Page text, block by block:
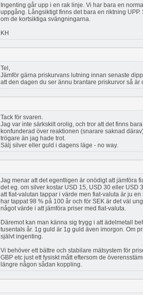
Ingenting går upp i en rak linje. Vi har bara en
uppgång. Långsiktigt finns det bara en riktning
om de kortsiktiga svängningarna.
KH
Tel,
Jämför gärna priskurvans lutning innan senaste
att den dagen du ser ännu brantare priskurvor så är
Tack för svaren.
Jag var inte särkskilt orolig, och tror att det finns
konfunderad över reaktionen (snarare saknad
trögare än jag hade trot.
Sälj silver eller guld i dagens läge - no way.
Jag menar att det egentligen är onödigt att jämföra
det eg. om silver kostar USD 15, USD 30 eller
att fiat-valutan tappar i värde men fiat-valuta är ju
har tappat 98 % på 100 år och för SEK är det väl
något värde i att jämföra priser med fiat-valuta.
Däremot kan man känna sig trygg i att ädelmetall
tusentals år. 1g guld är 1g guld även imorgon. Om
självt ingenting.
Vi behöver ett bättre och stabilare mätsystem för
GBP etc just ett fysiskt mått eftersom de
längre någon sådan koppling.